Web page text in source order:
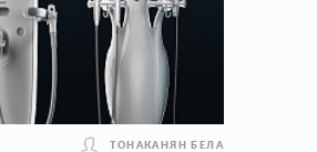
ТОНАКАНЯН БЕЛА